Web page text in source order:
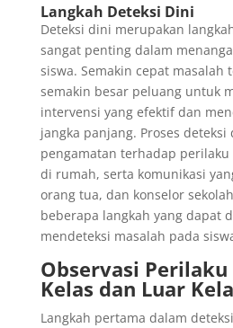
Langkah Deteksi Dini
Deteksi dini merupakan
sangat penting dalam
siswa. Semakin cepat masalah
semakin besar peluang untuk
intervensi yang efektif dan
jangka panjang. Proses
pengamatan terhadap perilaku
di rumah, serta komunikasi
orang tua, dan konselor
beberapa langkah yang dapat
mendeteksi masalah pada
Observasi Perilaku
Kelas dan Luar
Langkah pertama dalam